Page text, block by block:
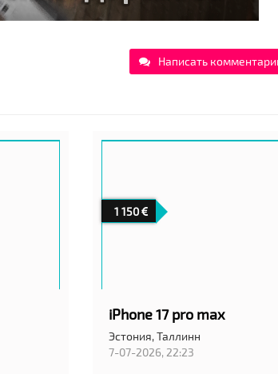
Написать
1 150
iPhone 17 pro max
Эстония,Таллинн
7-07-2026, 22:23